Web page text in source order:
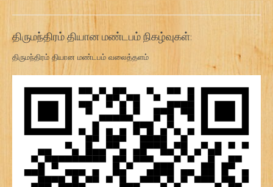
திருமந்திரம் தியான மண்டபம் நிகழ்வுகள்:
திருமந்திரம் தியான மண்டபம் வலைத்தளம்